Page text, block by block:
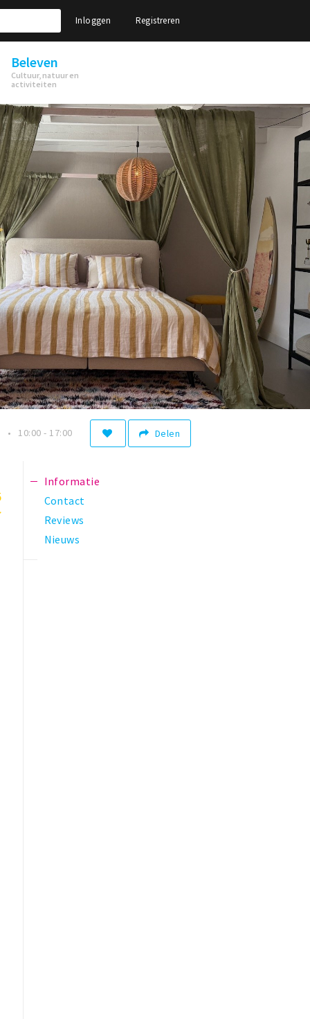
Inloggen Registreren
Beleven
Cultuur, natuur en
activiteiten
Delen
10:00 - 17:00
Informatie
Contact
Reviews
Nieuws